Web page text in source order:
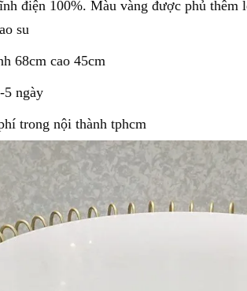
điện 100%. Màu vàng được phủ thêm
su
68cm cao 45cm
5 ngày
trong nội thành tphcm